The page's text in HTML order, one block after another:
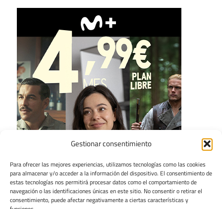
Gestionar consentimiento
Para ofrecer las mejores experiencias, utilizamos tecnologías como las cookies
para almacenar y/o acceder a la información del dispositivo. El consentimiento de
estas tecnologías nos permitirá procesar datos como el comportamiento de
navegación o las identificaciones únicas en este sitio. No consentir o retirar el
consentimiento, puede afectar negativamente a ciertas características y